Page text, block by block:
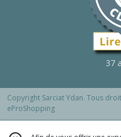
37
Copyright Sarciat Ydan. Tous
eProShopping